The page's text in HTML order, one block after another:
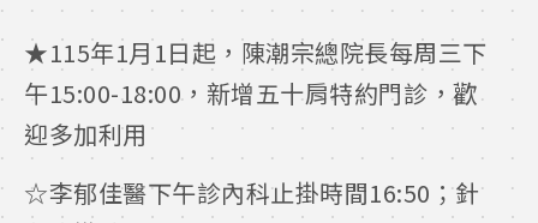
★115年1月1日起，陳潮宗總院長每周三下
午15:00-18:00，新增五十肩特約門診，歡
迎多加利用
☆李郁佳醫下午診內科止掛時間16:50；針